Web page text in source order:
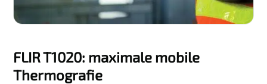
FLIR T1020: maximale mobile
Thermografie